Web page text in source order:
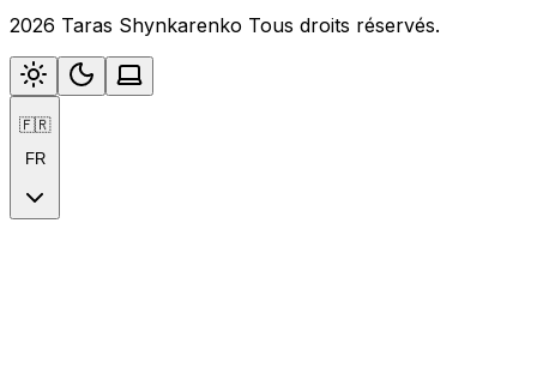
2026 Taras Shynkarenko Tous droits réservés.
🇫🇷
FR